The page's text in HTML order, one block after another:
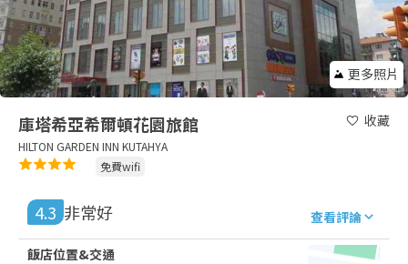
更多照片
庫塔希亞希爾頓花園旅館
HILTON GARDEN INN KUTAHYA
免費wifi
收藏
4.3 非常好 查看評論
飯店位置&交通